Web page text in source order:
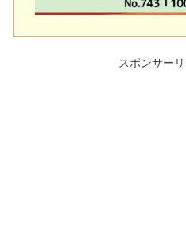
スポンサー